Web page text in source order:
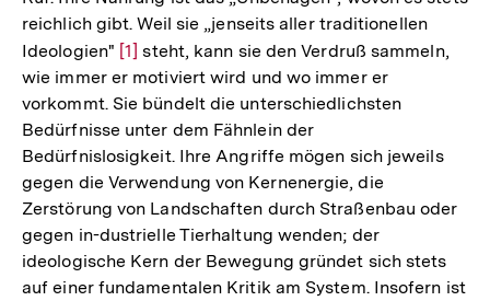
reichlich gibt. Weil sie „jenseits aller traditionellen
Ideologien" Zur
Auflösung
der
Fußnote
[1] steht, kann sie den Verdruß sammeln,
wie immer er motiviert wird und wo immer er
vorkommt. Sie bündelt die unterschiedlichsten
Bedürfnisse unter dem Fähnlein der
Bedürfnislosigkeit. Ihre Angriffe mögen sich jeweils
gegen die Verwendung von Kernenergie, die
Zerstörung von Landschaften durch Straßenbau oder
gegen in-dustrielle Tierhaltung wenden; der
ideologische Kern der Bewegung gründet sich stets
auf einer fundamentalen Kritik am System. Insofern ist